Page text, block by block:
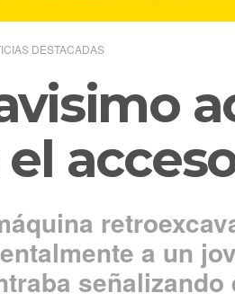
DESTACADAS
a un
señalizando